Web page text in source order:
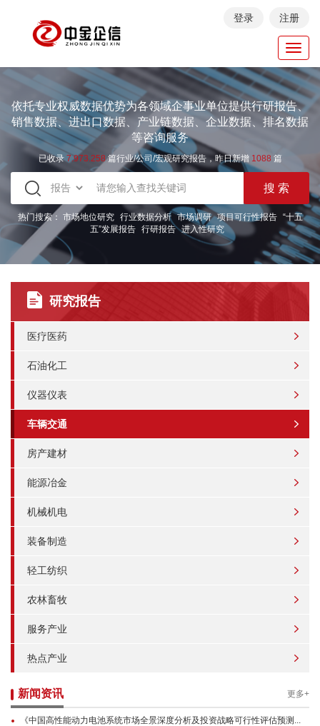
登录 注册
依托专业权威数据优势为各领域企事业单位提供行研报告、
销售数据、进出口数据、产业链数据、企业数据、排名数据
等咨询服务
已收录7.973.258篇行业/公司/宏观研究报告，昨日新增 1088 篇
热门搜索： 市场地位研究 行业数据分析 市场调研 项目可行性报告
“十五
五”发展报告 行研报告 进入性研究
研究报告
医疗医药
石油化工
仪器仪表
车辆交通
房产建材
能源冶金
机械机电
装备制造
轻工纺织
农林畜牧
服务产业
热点产业
新闻资讯 更多+
《中国高性能动力电池系统市场全景深度分析及投资战略可行性评估预测...